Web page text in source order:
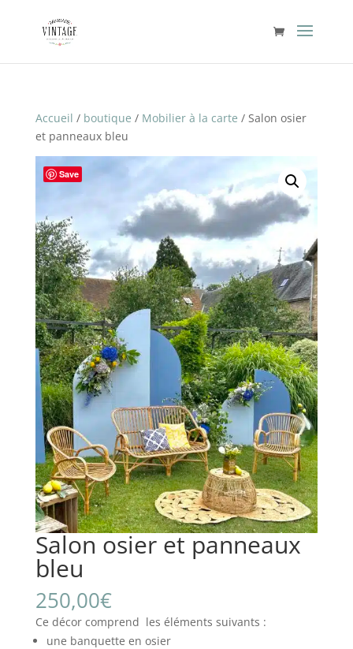
Accueil / boutique / Mobilier à la carte / Salon osier
et panneaux bleu
Save
Salon osier et panneaux
bleu
250,00€
Ce décor comprend les éléments suivants :
une banquette en osier